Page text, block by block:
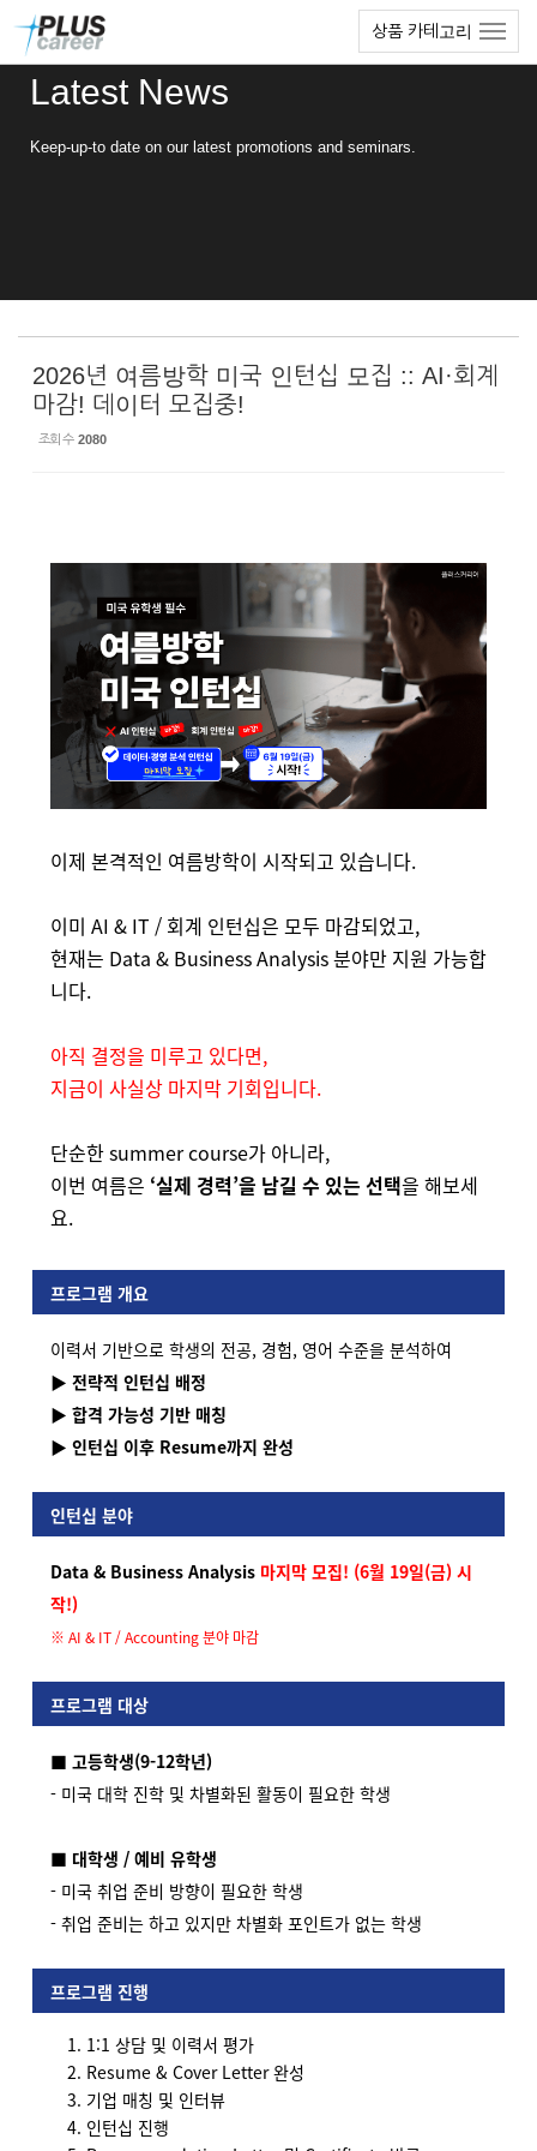
상품 카테고리
Latest News
Keep-up-to date on our latest promotions and seminars.
2026년 여름방학 미국 인턴십 모집 :: AI·회계
마감! 데이터 모집중!
조회 수 2080
이제 본격적인 여름방학이 시작되고 있습니다.
이미 AI & IT / 회계 인턴십은 모두 마감되었고,
현재는 Data & Business Analysis 분야만 지원 가능합
니다.
아직 결정을 미루고 있다면,
지금이 사실상 마지막 기회입니다.
단순한 summer course가 아니라,
이번 여름은 ‘실제 경력’을 남길 수 있는 선택을 해보세
요.
프로그램 개요
이력서 기반으로 학생의 전공, 경험, 영어 수준을 분석하여
▶ 전략적 인턴십 배정
▶ 합격 가능성 기반 매칭
▶ 인턴십 이후 Resume까지 완성
인턴십 분야
Data & Business Analysis 마지막 모집! (6월 19일(금) 시
작!)
※ AI & IT / Accounting 분야 마감
프로그램 대상
■ 고등학생(9-12학년)
- 미국 대학 진학 및 차별화된 활동이 필요한 학생
■ 대학생 / 예비 유학생
- 미국 취업 준비 방향이 필요한 학생
- 취업 준비는 하고 있지만 차별화 포인트가 없는 학생
프로그램 진행
1:1 상담 및 이력서 평가
Resume & Cover Letter 완성
기업 매칭 및 인터뷰
인턴십 진행